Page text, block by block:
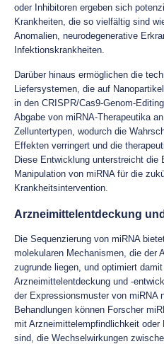
oder Inhibitoren ergeben sich
Krankheiten, die so vielfältig sind
Anomalien, neurodegenerative
Infektionskrankheiten.
Darüber hinaus ermöglichen die
Liefersystemen, die auf
in den CRISPR/Cas9-Genom-
Abgabe von miRNA-Therapeutika
Zelluntertypen, wodurch die
Effekten verringert und die
Diese Entwicklung unterstreicht die
Manipulation von miRNA für die
Krankheitsintervention.
Arzneimittelentdeckung
Die Sequenzierung von miRNA
molekularen Mechanismen, die der
zugrunde liegen, und optimiert
Arzneimittelentdeckung und -
der Expressionsmuster von miRNA
Behandlungen können Forscher
mit Arzneimittelempfindlichkeit oder
sind, die Wechselwirkungen